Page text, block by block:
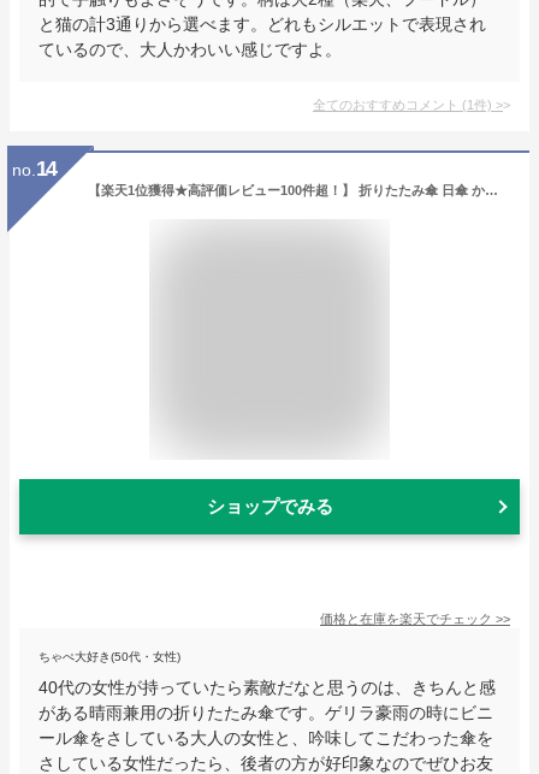
と猫の計3通りから選べます。どれもシルエットで表現され
ているので、大人かわいい感じですよ。
全てのおすすめコメント (1件) >
no. 14
【楽天1位獲得★高評価レビュー100件超！】 折りたたみ傘 日傘 かわいい 晴雨兼用 大きめ レディース 傘 8本骨 ゴールド 華やか 雨傘 ゴージャス 可愛い おしゃれ 折り畳み 耐風 遮光 紫外線カット UVカット99% UPF50+ 避暑 プレゼント22日20時～
ショップでみる
価格と在庫を楽天でチェック >>
ちゃぺ大好き(50代・女性)
40代の女性が持っていたら素敵だなと思うのは、きちんと感
がある晴雨兼用の折りたたみ傘です。ゲリラ豪雨の時にビニ
ール傘をさしている大人の女性と、吟味してこだわった傘を
さしている女性だったら、後者の方が好印象なのでぜひお友